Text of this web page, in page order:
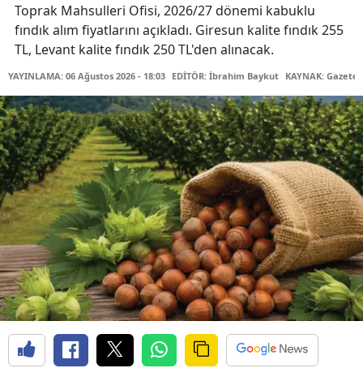
Toprak Mahsulleri Ofisi, 2026/27 dönemi kabuklu
fındık alım fiyatlarını açıkladı. Giresun kalite fındık 255
TL, Levant kalite fındık 250 TL'den alınacak.
YAYINLAMA: 06 Ağustos 2026 - 18:03 EDİTÖR: İbrahim Baykut KAYNAK: